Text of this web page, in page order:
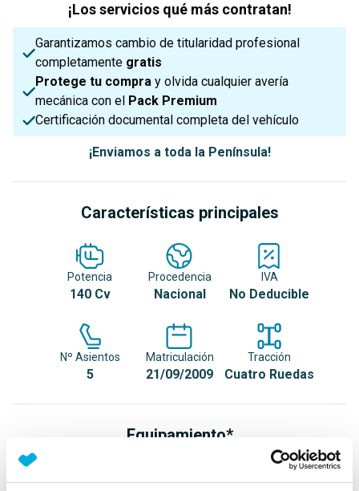
¡Los servicios qué más contratan!
Garantizamos cambio de titularidad profesional
completamente gratis
Protege tu compra y olvida cualquier avería
mecánica con el Pack Premium
Certificación documental completa del vehículo
¡Enviamos a toda la Península!
Características principales
Potencia
140 Cv
Procedencia
Nacional
IVA
No Deducible
Nº Asientos
5
Matriculación
21/09/2009
Tracción
Cuatro Ruedas
Equipamiento*
Detalles destacados